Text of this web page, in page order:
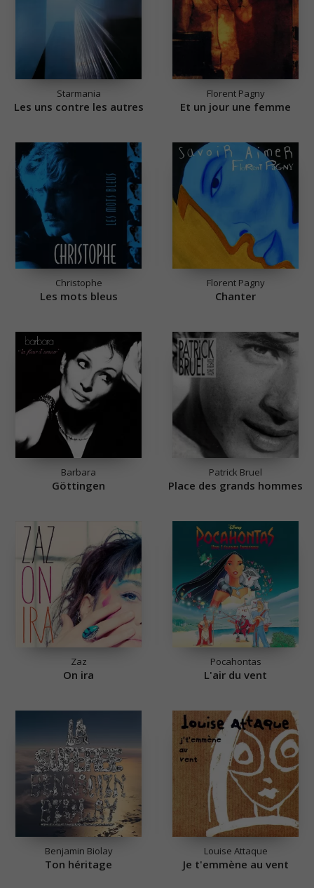
Starmania
Les uns contre les autres
Florent Pagny
Et un jour une femme
Christophe
Les mots bleus
Florent Pagny
Chanter
Barbara
Göttingen
Patrick Bruel
Place des grands hommes
Zaz
On ira
Pocahontas
L'air du vent
Benjamin Biolay
Ton héritage
Louise Attaque
Je t'emmène au vent